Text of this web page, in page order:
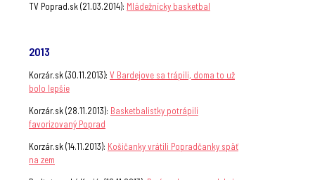
TV Poprad.sk (21.03.2014): Mládežnícky basketbal
2013
Korzár.sk (30.11.2013): V Bardejove sa trápili, doma to už
bolo lepšie
Korzár.sk (28.11.2013): Basketbalistky potrápili
favorizovaný Poprad
Korzár.sk (14.11.2013): Košičanky vrátili Popradčanky späť
na zem